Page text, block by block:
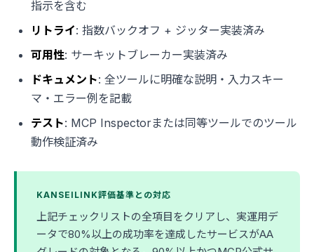
指示を含む
リトライ: 指数バックオフ + ジッター実装済み
可用性: サーキットブレーカー実装済み
ドキュメント: 全ツールに明確な説明・入力スキー
マ・エラー例を記載
テスト: MCP Inspectorまたは同等ツールでのツール
動作検証済み
KANSEILINK評価基準との対応
上記チェックリストの全項目をクリアし、実運用デ
ータで80%以上の成功率を達成したサービスがAA